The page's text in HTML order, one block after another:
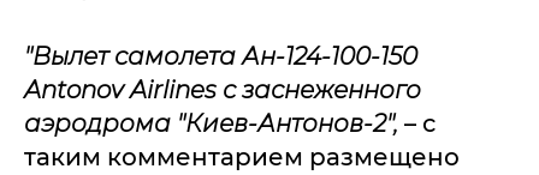
"Вылет самолета Ан-124-100-150
Antonov Airlines с заснеженного
аэродрома "Киев-Антонов-2", – с
таким комментарием размещено